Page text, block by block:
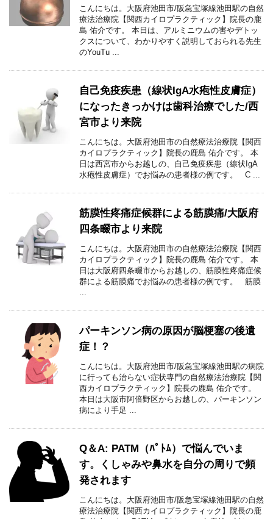
こんにちは。大阪府池田市/阪急宝塚線池田駅の自然
療法治療院【関西カイロプラクティック】院長の鹿
島 佑介です。 本日は、アルミニウムの害やデトッ
クスについて、わかりやすく説明しておられる先生
のYouTu ...
自己免疫疾患（線状IgA水疱性皮膚症）
になったきっかけは歯科治療でした/西
宮市より来院
こんにちは。大阪府池田市の自然療法治療院【関西
カイロプラクティック】院長の鹿島 佑介です。 本
日は西宮市からお越しの、自己免疫疾患（線状IgA
水疱性皮膚症）でお悩みの患者様の例です。 C ...
筋膜性疼痛症候群による筋膜痛/大阪府
四条畷市より来院
こんにちは。大阪府池田市の自然療法治療院【関西
カイロプラクティック】院長の鹿島 佑介です。 本
日は大阪府四条畷市からお越しの、筋膜性疼痛症候
群による筋膜痛でお悩みの患者様の例です。 筋膜
...
パーキンソン病の原因が脳梗塞の後遺
症！？
こんにちは。大阪府池田市/阪急宝塚線池田駅の病院
に行っても治らない症状専門の自然療法治療院【関
西カイロプラクティック】院長の鹿島 佑介です。
本日は大阪市阿倍野区からお越しの、パーキンソン
病により手足 ...
Q＆A: PATM（ﾊﾟﾄﾑ）で悩んでいま
す。くしゃみや鼻水を自分の周りで頻
発されます
こんにちは。大阪府池田市/阪急宝塚線池田駅の自然
療法治療院【関西カイロプラクティック】院長の鹿